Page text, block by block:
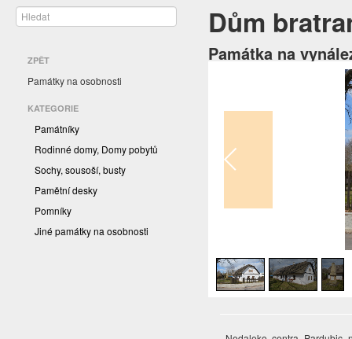
ZPĚT
Památky na osobnosti
KATEGORIE
Památníky
Rodinné domy, Domy pobytů
Sochy, sousoší, busty
Pamětní desky
Pomníky
Jiné památky na osobnosti
Dům
Památka na